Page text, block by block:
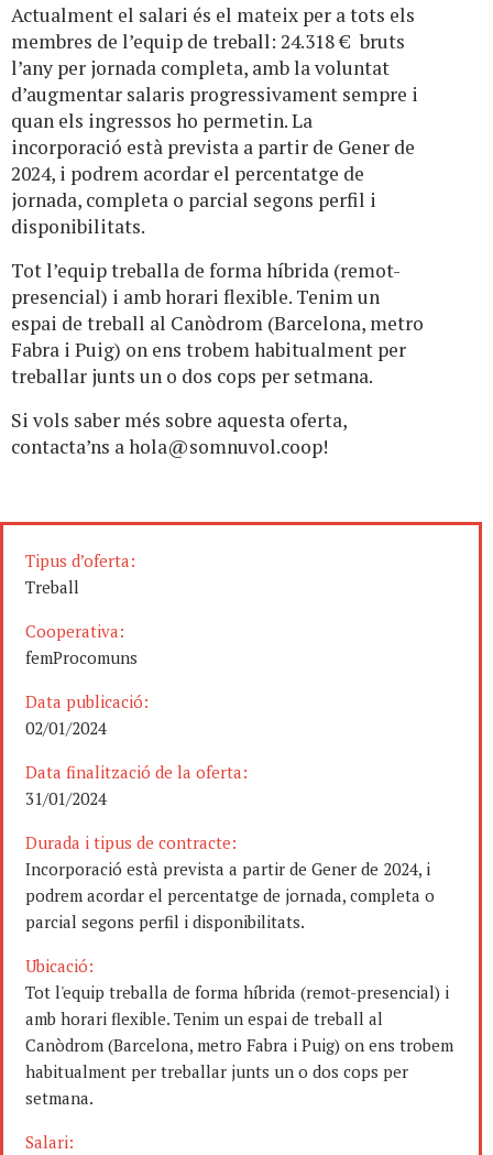
Actualment el salari és el mateix per a tots els
membres de l’equip de treball: 24.318 € bruts
l’any per jornada completa, amb la voluntat
d’augmentar salaris progressivament sempre i
quan els ingressos ho permetin. La
incorporació està prevista a partir de Gener de
2024, i podrem acordar el percentatge de
jornada, completa o parcial segons perfil i
disponibilitats.
Tot l’equip treballa de forma híbrida (remot-
presencial) i amb horari flexible. Tenim un
espai de treball al Canòdrom (Barcelona, metro
Fabra i Puig) on ens trobem habitualment per
treballar junts un o dos cops per setmana.
Si vols saber més sobre aquesta oferta,
contacta’ns a hola@somnuvol.coop!
Tipus d’oferta:
Treball
Cooperativa:
femProcomuns
Data publicació:
02/01/2024
Data finalització de la oferta:
31/01/2024
Durada i tipus de contracte:
Incorporació està prevista a partir de Gener de 2024, i
podrem acordar el percentatge de jornada, completa o
parcial segons perfil i disponibilitats.
Ubicació:
Tot l'equip treballa de forma híbrida (remot-presencial) i
amb horari flexible. Tenim un espai de treball al
Canòdrom (Barcelona, metro Fabra i Puig) on ens trobem
habitualment per treballar junts un o dos cops per
setmana.
Salari: